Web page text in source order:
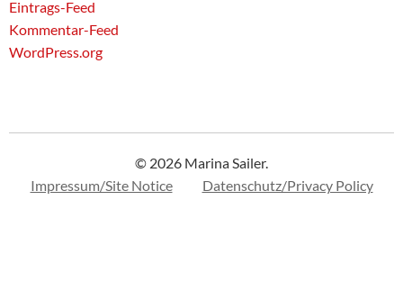
Eintrags-Feed
Kommentar-Feed
WordPress.org
© 2026 Marina Sailer.
Impressum/Site Notice
Datenschutz/Privacy Policy